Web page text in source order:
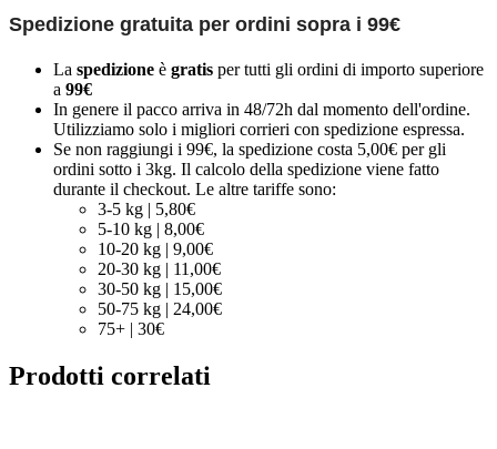
Spedizione gratuita per ordini sopra i 99€
La spedizione è gratis per tutti gli ordini di importo superiore
a 99€
In genere il pacco arriva in 48/72h dal momento dell'ordine.
Utilizziamo solo i migliori corrieri con spedizione espressa.
Se non raggiungi i 99€, la spedizione costa 5,00€ per gli
ordini sotto i 3kg. Il calcolo della spedizione viene fatto
durante il checkout. Le altre tariffe sono:
3-5 kg | 5,80€
5-10 kg | 8,00€
10-20 kg | 9,00€
20-30 kg | 11,00€
30-50 kg | 15,00€
50-75 kg | 24,00€
75+ | 30€
Prodotti correlati